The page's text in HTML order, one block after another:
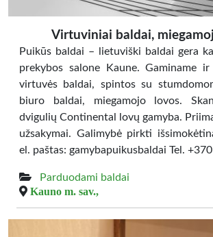
Virtuviniai baldai,
Puikūs baldai – lietuviški baldai gera
prekybos salone Kaune. Gaminame ir
virtuvės baldai, spintos su
biuro baldai, miegamojo lovos.
dvigulių Continental lovų gamyba.
užsakymai. Galimybė pirkti
el. paštas: gamybapuikusbaldai Tel.
Parduodami baldai
Kauno m. sav.,